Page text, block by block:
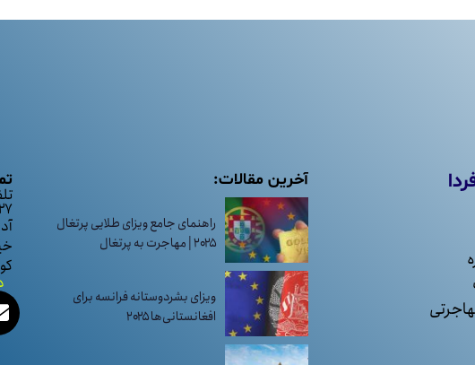
آخرین مقالات:
راهنمای جامع ویزای طلایی پرتغال
۲۰۲۵ | مهاجرت به پرتغال
ویزای بشردوستانه فرانسه برای
افغانستانی‌ها ۲۰۲۵